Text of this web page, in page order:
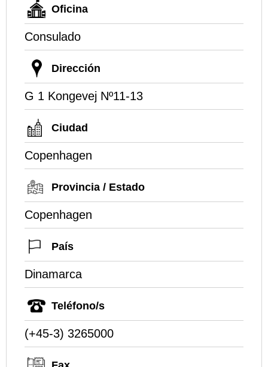
Oficina
Consulado
Dirección
G 1 Kongevej Nº11-13
Ciudad
Copenhagen
Provincia / Estado
Copenhagen
País
Dinamarca
Teléfono/s
(+45-3) 3265000